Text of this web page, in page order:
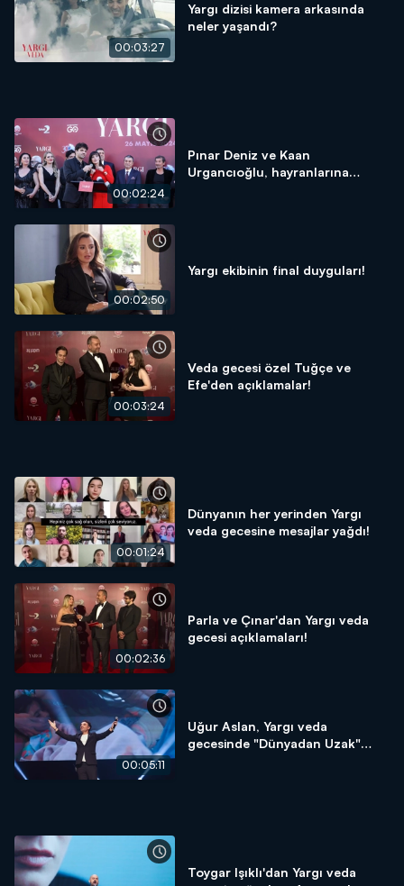
00:03:27
Yargı dizisi kamera arkasında
neler yaşandı?
00:02:24
Pınar Deniz ve Kaan
Urgancıoğlu, hayranlarına
00:02:50
Yargı ekibinin final duyguları!
00:03:24
Veda gecesi özel Tuğçe ve
Efe'den açıklamalar!
00:01:24
Dünyanın her yerinden Yargı
veda gecesine mesajlar yağdı!
00:02:36
Parla ve Çınar'dan Yargı veda
gecesi açıklamaları!
00:05:11
Uğur Aslan, Yargı veda
gecesinde "Dünyadan Uzak"
Toygar Işıklı'dan Yargı veda